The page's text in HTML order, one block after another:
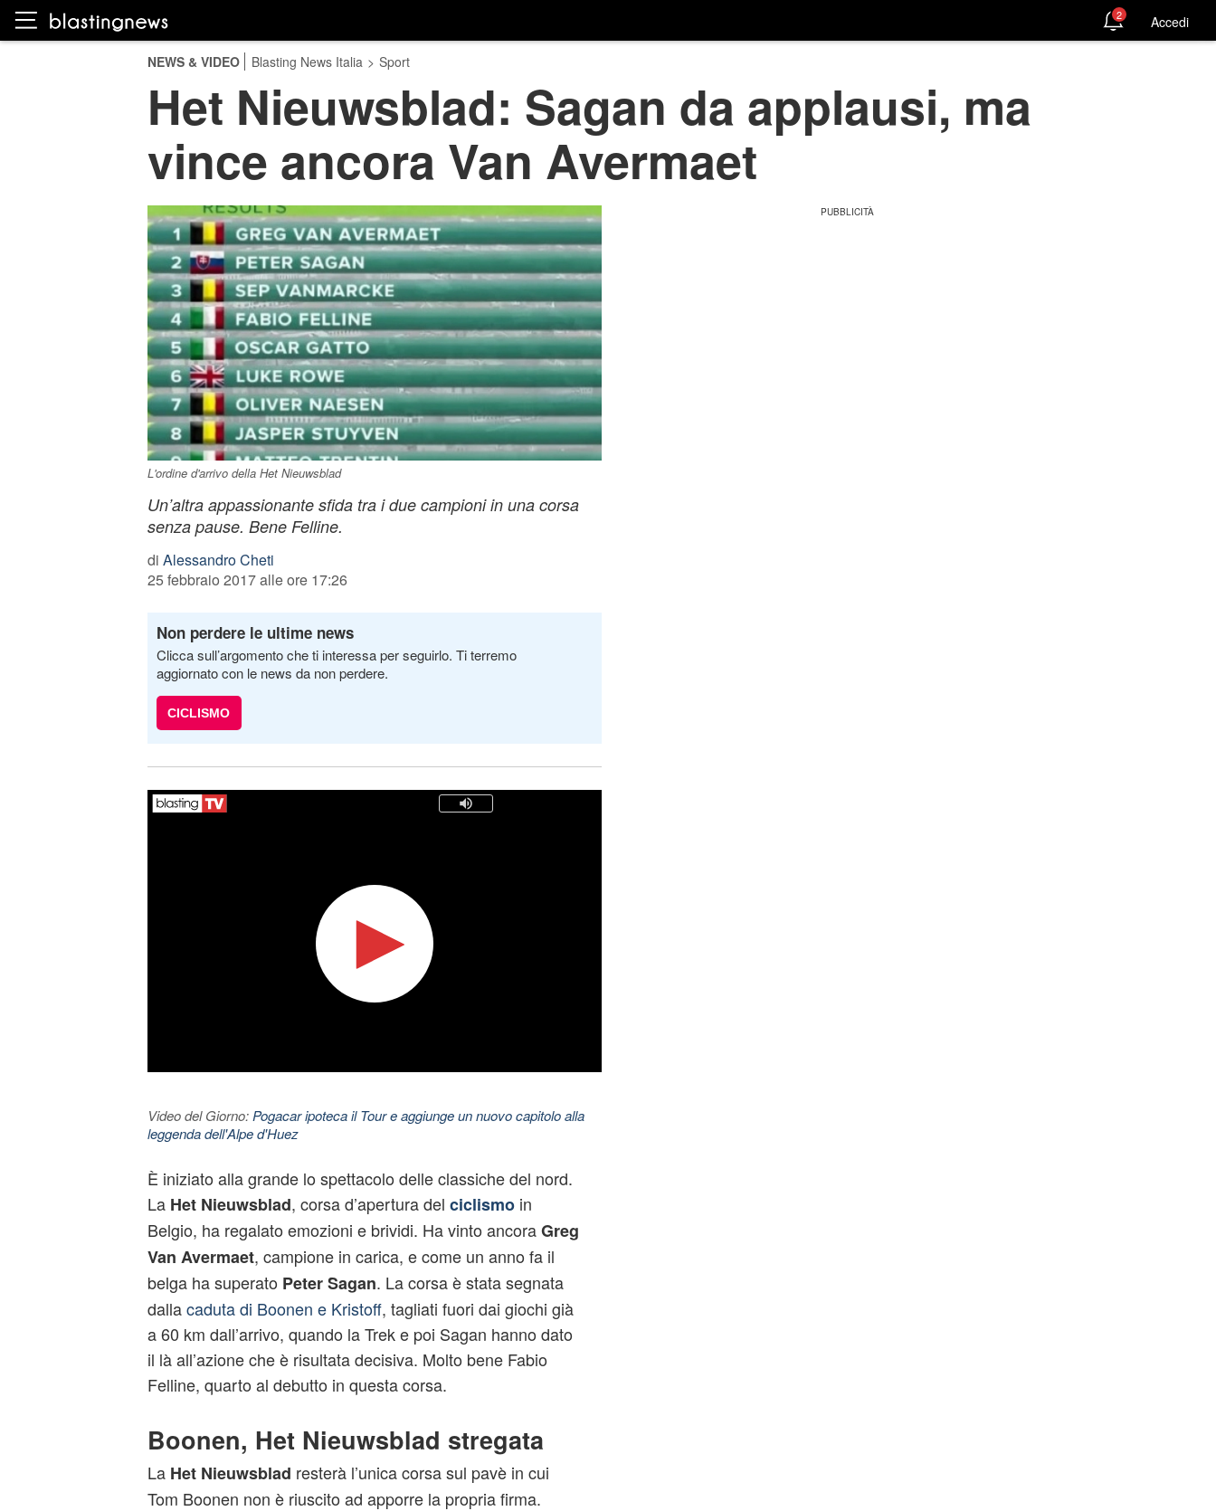
2 Accedi
NEWS & VIDEO Blasting News Italia > Sport
Het Nieuwsblad: Sagan da applausi, ma
vince ancora Van Avermaet
L'ordine d'arrivo della Het Nieuwsblad
Un’altra appassionante sfida tra i due campioni in una corsa
senza pause. Bene Felline.
di Alessandro Cheti
25 febbraio 2017 alle ore 17:26
Non perdere le ultime news
Clicca sull’argomento che ti interessa per seguirlo. Ti terremo
aggiornato con le news da non perdere.
CICLISMO
Video del Giorno: Pogacar ipoteca il Tour e aggiunge un nuovo capitolo alla
leggenda dell'Alpe d'Huez
È iniziato alla grande lo spettacolo delle classiche del nord.
La Het Nieuwsblad, corsa d’apertura del ciclismoin
Belgio, ha regalato emozioni e brividi. Ha vinto ancoraGreg
Van Avermaet, campione in carica, e come un anno fa il
belga ha superato Peter Sagan. La corsa è stata segnata
dallacaduta di Boonen e Kristoff, tagliati fuori dai giochi già
a 60 km dall’arrivo, quando la Trek e poi Sagan hanno dato
il là all’azione che è risultata decisiva. Molto bene Fabio
Felline, quarto al debutto in questa corsa.
Boonen, Het Nieuwsblad stregata
LaHet Nieuwsblad resterà l’unica corsa sul pavè in cui
Tom Boonen non è riuscito ad apporre la propria firma.